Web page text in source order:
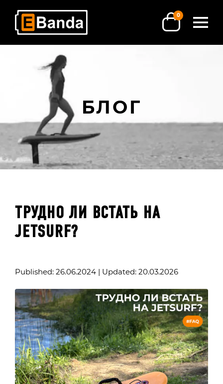
0
БЛОГ
ТРУДНО ЛИ ВСТАТЬ НА
JETSURF?
Published: 26.06.2024 | Updated: 20.03.2026